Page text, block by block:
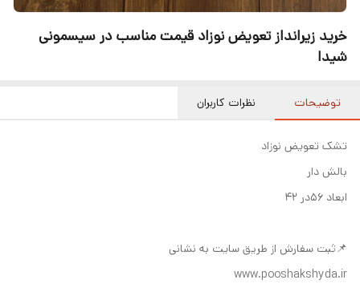
خرید زیرانداز تعویض نوزاد قیمت مناسب در سیسمونی
شیدا
توضیحات نظرات کاربران
تشک تعویض نوزاد
بالش دار
ابعاد ۵۶در ۴۲
📌ثبت سفارش از طریق سایت به نشانی
www.pooshakshyda.ir